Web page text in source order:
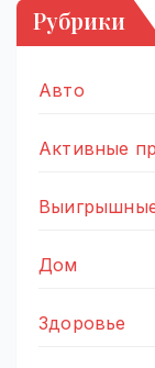
Рубрики
Авто
Активные
Дом
Здоровье